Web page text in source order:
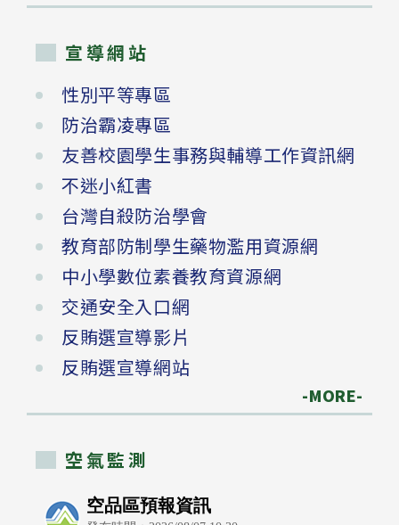
宣導網站
性別平等專區
防治霸凌專區
友善校園學生事務與輔導工作資訊網
不迷小紅書
台灣自殺防治學會
教育部防制學生藥物濫用資源網
中小學數位素養教育資源網
交通安全入口網
反賄選宣導影片
反賄選宣導網站
-MORE-
空氣監測